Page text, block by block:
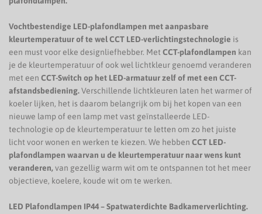
Vochtbestendige LED-plafondlampen met aanpasbare
kleurtemperatuur of te wel CCT LED-verlichtingstechnologie is
een must voor elke designliefhebber. Met CCT-plafondlampen kan
je de kleurtemperatuur of ook wel lichtkleur genoemd veranderen
met een CCT-Switch op het LED-armatuur zelf of met een CCT-
afstandsbediening.Verschillende lichtkleuren laten het warmer of
koeler lijken, het is daarom belangrijk om bij het kopen van een
nieuwe lamp of een lamp met vast geïnstalleerde LED-
technologie op de kleurtemperatuur te letten om zo het juiste
licht voor wonen en werken te kiezen. We hebben CCT LED-
plafondlampen waarvan u de kleurtemperatuur naar wens kunt
veranderen,van gezellig warm wit om te ontspannen tot het meer
objectieve, koelere, koude wit om te werken.
LED Plafondlampen IP44 – Spatwaterdichte Badkamerverlichting.